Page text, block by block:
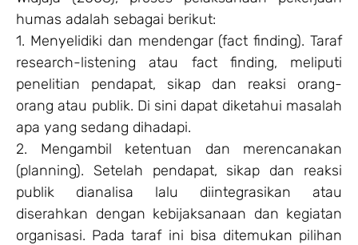
humas adalah sebagai berikut:
1. Menyelidiki dan mendengar (fact finding). Taraf
research-listening atau fact finding, meliputi
penelitian pendapat, sikap dan reaksi orang-
orang atau publik. Di sini dapat diketahui masalah
apa yang sedang dihadapi.
2. Mengambil ketentuan dan merencanakan
(planning). Setelah pendapat, sikap dan reaksi
publik dianalisa lalu diintegrasikan atau
diserahkan dengan kebijaksanaan dan kegiatan
organisasi. Pada taraf ini bisa ditemukan pilihan